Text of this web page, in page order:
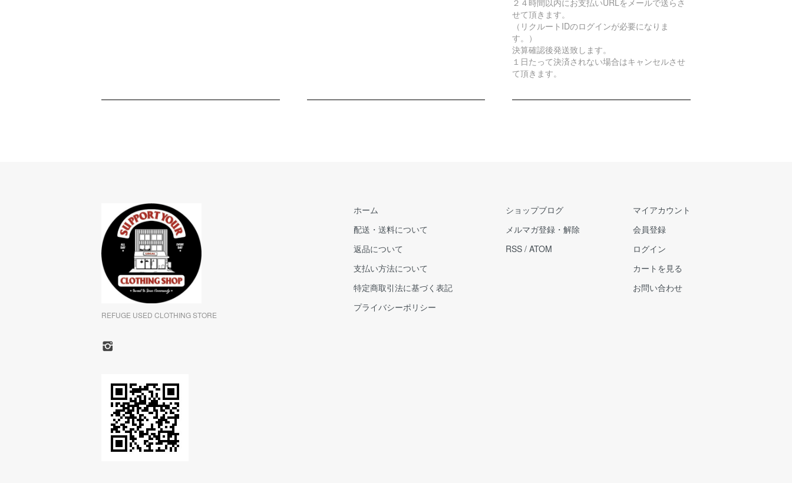
せて頂きます。
（リクルートIDのログインが必要になりま
す。）
決算確認後発送致します。
１日たって決済されない場合はキャンセルさせ
て頂きます。
REFUGE USED CLOTHING STORE
ホーム
配送・送料について
返品について
支払い方法について
特定商取引法に基づく表記
プライバシーポリシー
ショップブログ
メルマガ登録・解除
RSS / ATOM
マイアカウント
会員登録
ログイン
カートを見る
お問い合わせ